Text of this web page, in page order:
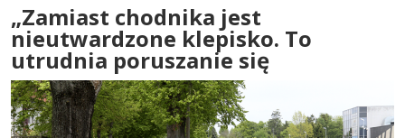
„Zamiast chodnika jest
nieutwardzone klepisko. To
utrudnia poruszanie się